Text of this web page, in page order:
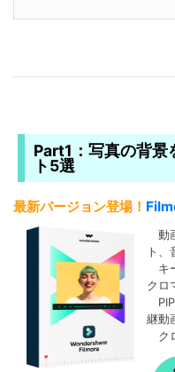
Part1：写真の背景
ト5選
最新バージョン登場！
動
ト、
キ
クロ
PIP
継動
ク